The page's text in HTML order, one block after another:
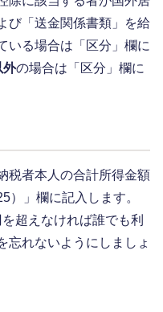
び「送金関係書類」を給
いる場合は「区分」欄に
外の場合は「区分」欄に
税者本人の合計所得金額
）」欄に記入します。
超えなければ誰でも利
忘れないようにしましょ